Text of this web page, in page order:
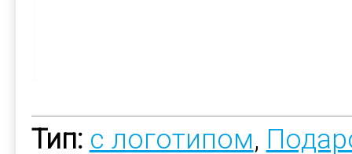
Тип: с логотипом,